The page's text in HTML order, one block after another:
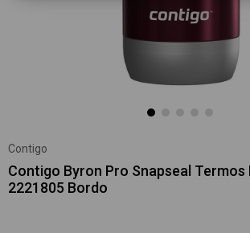
Contigo
Contigo Byron Pro Snapseal Termos
2221805 Bordo